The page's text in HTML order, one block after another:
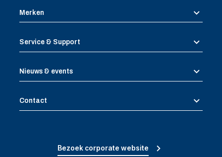
Merken
Service & Support
Nieuws & events
Contact
Bezoek corporate website